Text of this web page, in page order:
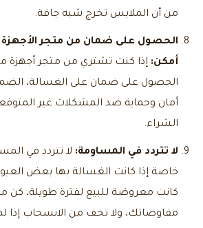
من أن الملابس تخرج شبه جافة.
الحصول على ضمان من متجر الأجهزة
أمكن: إذا كنت تشتري من متجر أجهزة
الحصول على ضمان على الغسالة،
أمان وحماية ضد المشكلات غير
الشراء.
لا تتردد في المساومة: لا تتردد في
خاصة إذا كانت الغسالة بها بعض
كانت معروضة للبيع لفترة طويلة، كن
مفاوضاتك، ولا تخف من الانسحاب إذا